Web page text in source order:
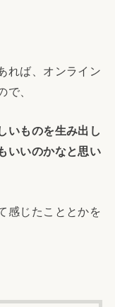
れば、オンライン
で、
いものを生み出し
いいのかなと思い
感じたこととかを